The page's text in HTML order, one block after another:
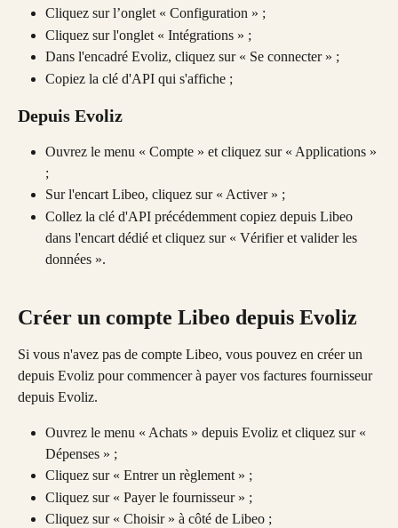
Cliquez sur l’onglet « Configuration » ;
Cliquez sur l'onglet « Intégrations » ;
Dans l'encadré Evoliz, cliquez sur « Se connecter » ;
Copiez la clé d'API qui s'affiche ;
Depuis Evoliz
Ouvrez le menu « Compte » et cliquez sur « Applications »
;
Sur l'encart Libeo, cliquez sur « Activer » ;
Collez la clé d'API précédemment copiez depuis Libeo
dans l'encart dédié et cliquez sur « Vérifier et valider les
données ».
Créer un compte Libeo depuis Evoliz
Si vous n'avez pas de compte Libeo, vous pouvez en créer un
depuis Evoliz pour commencer à payer vos factures fournisseur
depuis Evoliz.
Ouvrez le menu « Achats » depuis Evoliz et cliquez sur «
Dépenses » ;
Cliquez sur « Entrer un règlement » ;
Cliquez sur « Payer le fournisseur » ;
Cliquez sur « Choisir » à côté de Libeo ;